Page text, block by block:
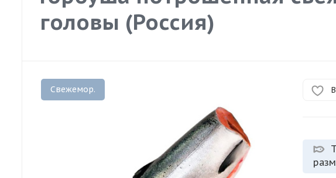
головы (Россия)
Свежемор.